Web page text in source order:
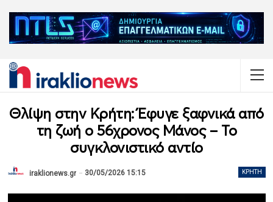
Θλίψη στην Κρήτη: Έφυγε ξαφνικά από
τη ζωή ο 56χρονος Μάνος – Το
συγκλονιστικό αντίο
ΚΡΉΤΗ
iraklionews.gr 30/05/2026 15:15